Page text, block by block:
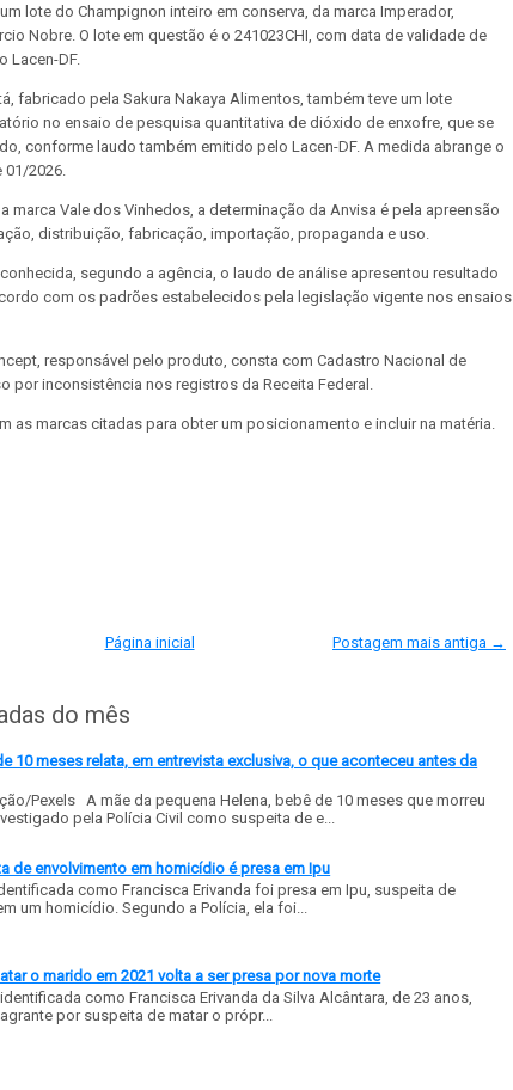
lote do Champignon inteiro em conserva, da marca Imperador,
Nobre. O lote em questão é o 241023CHI, com data de validade de
Lacen-DF.
fabricado pela Sakura Nakaya Alimentos, também teve um lote
no ensaio de pesquisa quantitativa de dióxido de enxofre, que se
conforme laudo também emitido pelo Lacen-DF. A medida abrange o
2026.
marca Vale dos Vinhedos, a determinação da Anvisa é pela apreensão
distribuição, fabricação, importação, propaganda e uso.
segundo a agência, o laudo de análise apresentou resultado
com os padrões estabelecidos pela legislação vigente nos ensaios
responsável pelo produto, consta com Cadastro Nacional de
por inconsistência nos registros da Receita Federal.
as marcas citadas para obter um posicionamento e incluir na matéria.
Postagem mais antiga →
Página inicial
do mês
10 meses relata, em entrevista exclusiva, o que aconteceu antes da
Pexels A mãe da pequena Helena, bebê de 10 meses que morreu
pela Polícia Civil como suspeita de e...
de envolvimento em homicídio é presa em Ipu
como Francisca Erivanda foi presa em Ipu, suspeita de
um homicídio. Segundo a Polícia, ela foi...
o marido em 2021 volta a ser presa por nova morte
como Francisca Erivanda da Silva Alcântara, de 23 anos,
por suspeita de matar o própr...